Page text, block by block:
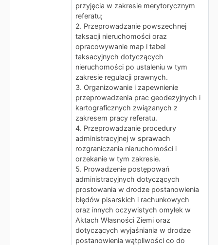
przyjęcia w zakresie merytorycznym
referatu;
2. Przeprowadzanie powszechnej
taksacji nieruchomości oraz
opracowywanie map i tabel
taksacyjnych dotyczących
nieruchomości po ustaleniu w tym
zakresie regulacji prawnych.
3. Organizowanie i zapewnienie
przeprowadzenia prac geodezyjnych i
kartograficznych związanych z
zakresem pracy referatu.
4. Przeprowadzanie procedury
administracyjnej w sprawach
rozgraniczania nieruchomości i
orzekanie w tym zakresie.
5. Prowadzenie postępowań
administracyjnych dotyczących
prostowania w drodze postanowienia
błędów pisarskich i rachunkowych
oraz innych oczywistych omyłek w
Aktach Własności Ziemi oraz
dotyczących wyjaśniania w drodze
postanowienia wątpliwości co do